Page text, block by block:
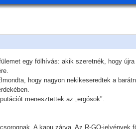
egy fölhívás: akik szeretnék, hogy
hogy nagyon nekikeseredtek a
menesztettek az „ergósok".
A kapu zárva. Az R-GO-jelvények